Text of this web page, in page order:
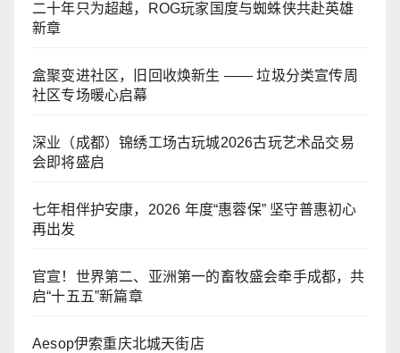
二十年只为超越，ROG玩家国度与蜘蛛侠共赴英雄
新章
盒聚变进社区，旧回收焕新生 —— 垃圾分类宣传周
社区专场暖心启幕
深业（成都）锦绣工场古玩城2026古玩艺术品交易
会即将盛启
七年相伴护安康，2026 年度“惠蓉保” 坚守普惠初心
再出发
官宣！世界第二、亚洲第一的畜牧盛会牵手成都，共
启“十五五”新篇章
Aesop伊索重庆北城天街店